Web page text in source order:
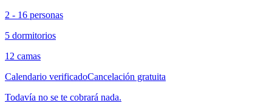
2 - 16 personas
5 dormitorios
12 camas
Calendario verificadoCancelación gratuita
Todavía no se te cobrará nada.